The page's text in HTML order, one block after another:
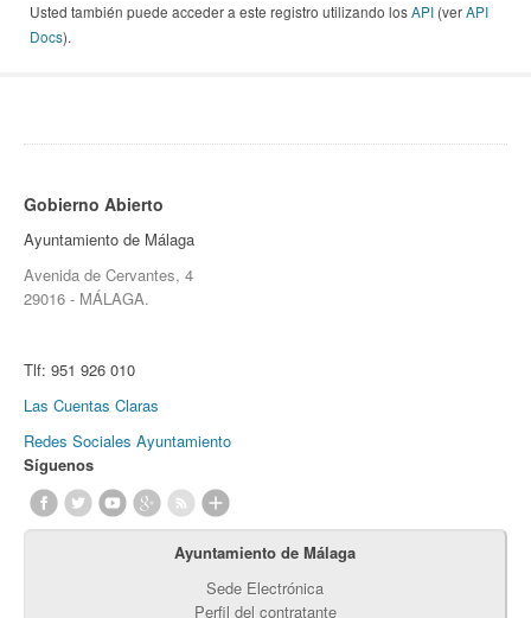
Usted también puede acceder a este registro utilizando losAPI (verAPI
Docs).
Gobierno Abierto
Ayuntamiento de Málaga
Avenida de Cervantes, 4
29016 - MÁLAGA.
Tlf: 951 926 010
Las Cuentas Claras
Redes Sociales Ayuntamiento
Síguenos
Ayuntamiento de Málaga
Sede Electrónica
Perfil del contratante